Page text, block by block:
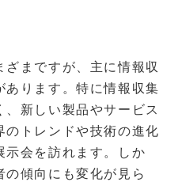
ざまですが、主に情報収
あります。特に情報収集
、新しい製品やサービス
のトレンドや技術の進化
示会を訪れます。しか
の傾向にも変化が見ら